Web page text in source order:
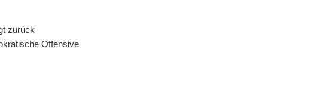
zurück
Offensive